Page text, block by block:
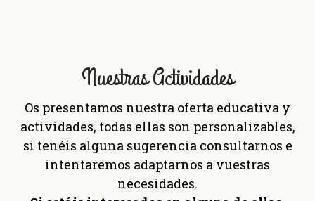
Nuestras Actividades
Os presentamos nuestra oferta educativa y
actividades, todas ellas son personalizables,
si tenéis alguna sugerencia consultarnos e
intentaremos adaptarnos a vuestras
necesidades.